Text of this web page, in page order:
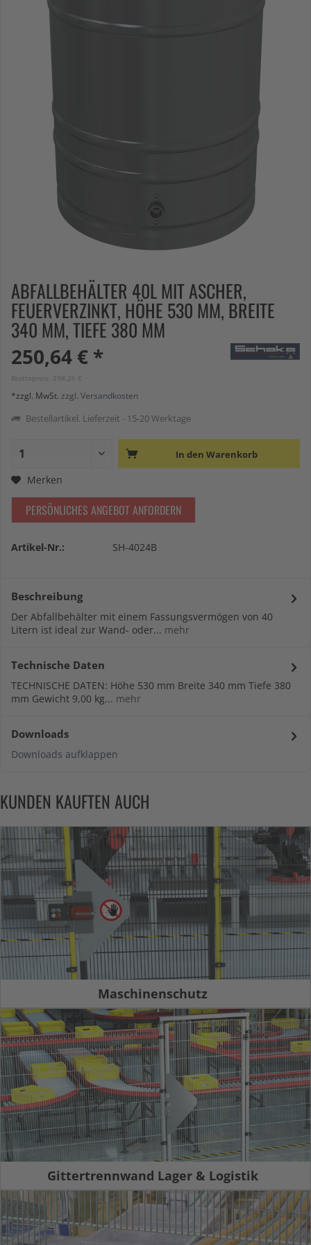
ABFALLBEHÄLTER 40L MIT ASCHER,
FEUERVERZINKT, HÖHE 530 MM, BREITE
340 MM, TIEFE 380 MM
250,64 € *
Bruttopreis: 298,26 €
*zzgl. MwSt. zzgl. Versandkosten
Bestellartikel. Lieferzeit - 15-20 Werktage
In den Warenkorb
Merken
PERSÖNLICHES ANGEBOT ANFORDERN
Artikel-Nr.: SH-4024B
Beschreibung
Der Abfallbehälter mit einem Fassungsvermögen von 40
Litern ist ideal zur Wand- oder... mehr
Technische Daten
TECHNISCHE DATEN: Höhe 530 mm Breite 340 mm Tiefe 380
mm Gewicht 9,00 kg... mehr
Downloads
Downloads aufklappen
KUNDEN KAUFTEN AUCH
Maschinenschutz
Gittertrennwand Lager & Logistik